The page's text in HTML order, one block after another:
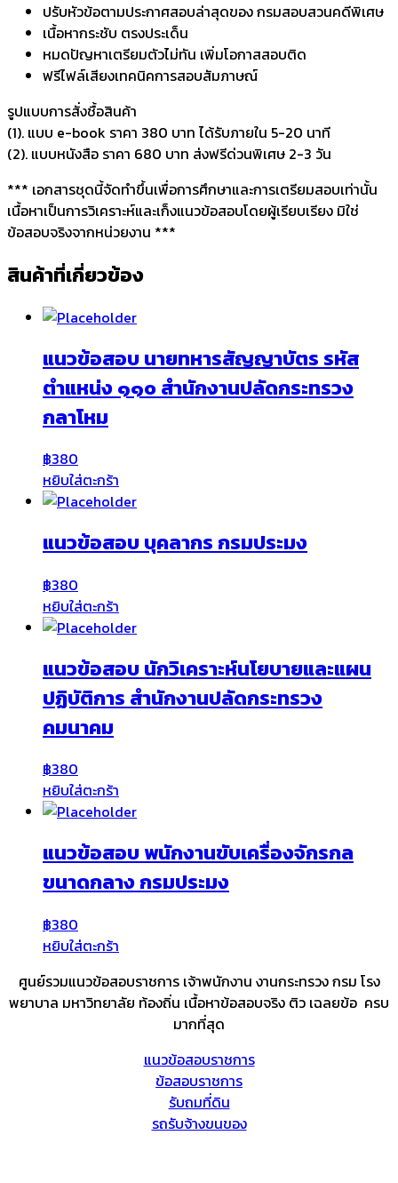
ปรับหัวข้อตามประกาศสอบล่าสุดของ กรมสอบสวนคดีพิเศษ
เนื้อหากระชับ ตรงประเด็น
หมดปัญหาเตรียมตัวไม่ทัน เพิ่มโอกาสสอบติด
ฟรีไฟล์เสียงเทคนิคการสอบสัมภาษณ์
รูปแบบการสั่งชื้อสินค้า
(1). แบบ e-book ราคา 380 บาท ได้รับภายใน 5-20 นาที
(2). แบบหนังสือ ราคา 680 บาท ส่งฟรีด่วนพิเศษ 2-3 วัน
*** เอกสารชุดนี้จัดทำขึ้นเพื่อการศึกษาและการเตรียมสอบเท่านั้น
เนื้อหาเป็นการวิเคราะห์และเก็งแนวข้อสอบโดยผู้เรียบเรียง มิใช่
ข้อสอบจริงจากหน่วยงาน ***
สินค้าที่เกี่ยวข้อง
แนวข้อสอบ นายทหารสัญญาบัตร รหัส
ตำแหน่ง ๑๑๐ สำนักงานปลัดกระทรวง
กลาโหม
฿380
หยิบใส่ตะกร้า
แนวข้อสอบ บุคลากร กรมประมง
฿380
หยิบใส่ตะกร้า
แนวข้อสอบ นักวิเคราะห์นโยบายและแผน
ปฏิบัติการ สำนักงานปลัดกระทรวง
คมนาคม
฿380
หยิบใส่ตะกร้า
แนวข้อสอบ พนักงานขับเครื่องจักรกล
ขนาดกลาง กรมประมง
฿380
หยิบใส่ตะกร้า
ศูนย์รวมแนวข้อสอบราชการ เจ้าพนักงาน งานกระทรวง กรม โรง
พยาบาล มหาวิทยาลัย ท้องถิ่น เนื้อหาข้อสอบจริง ติว เฉลยข้อ ครบ
มากที่สุด
แนวข้อสอบราชการ
ข้อสอบราชการ
รับถมที่ดิน
รถรับจ้างขนของ